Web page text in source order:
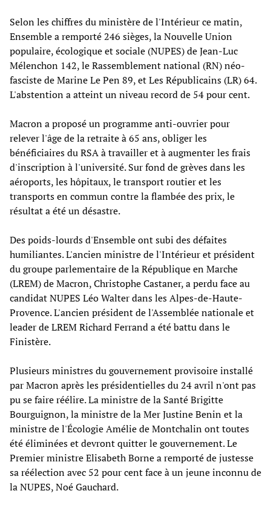
Selon les chiffres du ministère de l'Intérieur ce matin,
Ensemble a remporté 246 sièges, la Nouvelle Union
populaire, écologique et sociale (NUPES) de Jean-Luc
Mélenchon 142, le Rassemblement national (RN) néo-
fasciste de Marine Le Pen 89, et Les Républicains (LR) 64.
L'abstention a atteint un niveau record de 54 pour cent.
Macron a proposé un programme anti-ouvrier pour
relever l'âge de la retraite à 65 ans, obliger les
bénéficiaires du RSA à travailler et à augmenter les frais
d'inscription à l'université. Sur fond de grèves dans les
aéroports, les hôpitaux, le transport routier et les
transports en commun contre la flambée des prix, le
résultat a été un désastre.
Des poids-lourds d'Ensemble ont subi des défaites
humiliantes. L'ancien ministre de l'Intérieur et président
du groupe parlementaire de la République en Marche
(LREM) de Macron, Christophe Castaner, a perdu face au
candidat NUPES Léo Walter dans les Alpes-de-Haute-
Provence. L'ancien président de l'Assemblée nationale et
leader de LREM Richard Ferrand a été battu dans le
Finistère.
Plusieurs ministres du gouvernement provisoire installé
par Macron après les présidentielles du 24 avril n'ont pas
pu se faire réélire. La ministre de la Santé Brigitte
Bourguignon, la ministre de la Mer Justine Benin et la
ministre de l'Écologie Amélie de Montchalin ont toutes
été éliminées et devront quitter le gouvernement. Le
Premier ministre Elisabeth Borne a remporté de justesse
sa réélection avec 52 pour cent face à un jeune inconnu de
la NUPES, Noé Gauchard.